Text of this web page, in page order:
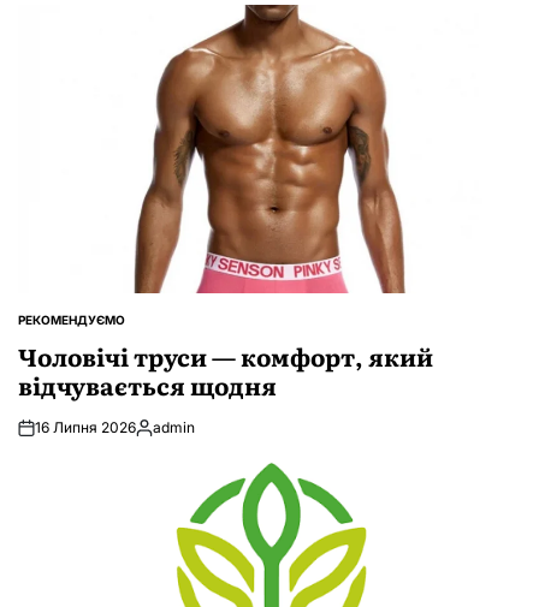
ОПУБЛІКУВАТИ
РЕКОМЕНДУЄМО
Чоловічі труси — комфорт, який
відчувається щодня
16 Липня 2026Опубліковано
admin